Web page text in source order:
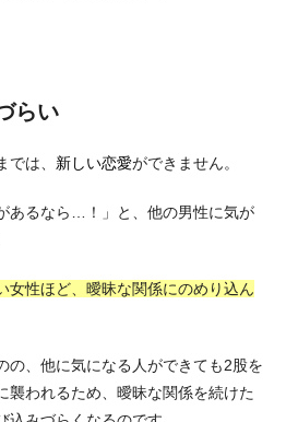
らい
は、 新しい恋愛ができません。
あるなら…！」と、他の男性に気が
女性ほど、曖昧な関係にのめり込ん
の、他に気になる人ができても2股を
襲われるため、曖昧な関係を続けた